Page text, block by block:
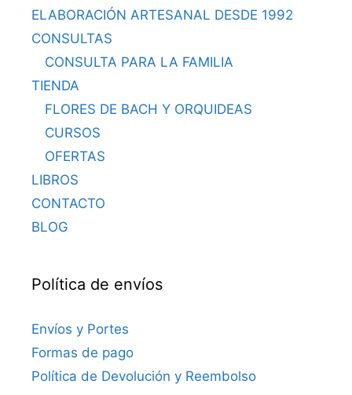
ELABORACIÓN ARTESANAL DESDE 1992
CONSULTAS
CONSULTA PARA LA FAMILIA
TIENDA
FLORES DE BACH Y ORQUIDEAS
CURSOS
OFERTAS
LIBROS
CONTACTO
BLOG
Política de envíos
Envíos y Portes
Formas de pago
Política de Devolución y Reembolso